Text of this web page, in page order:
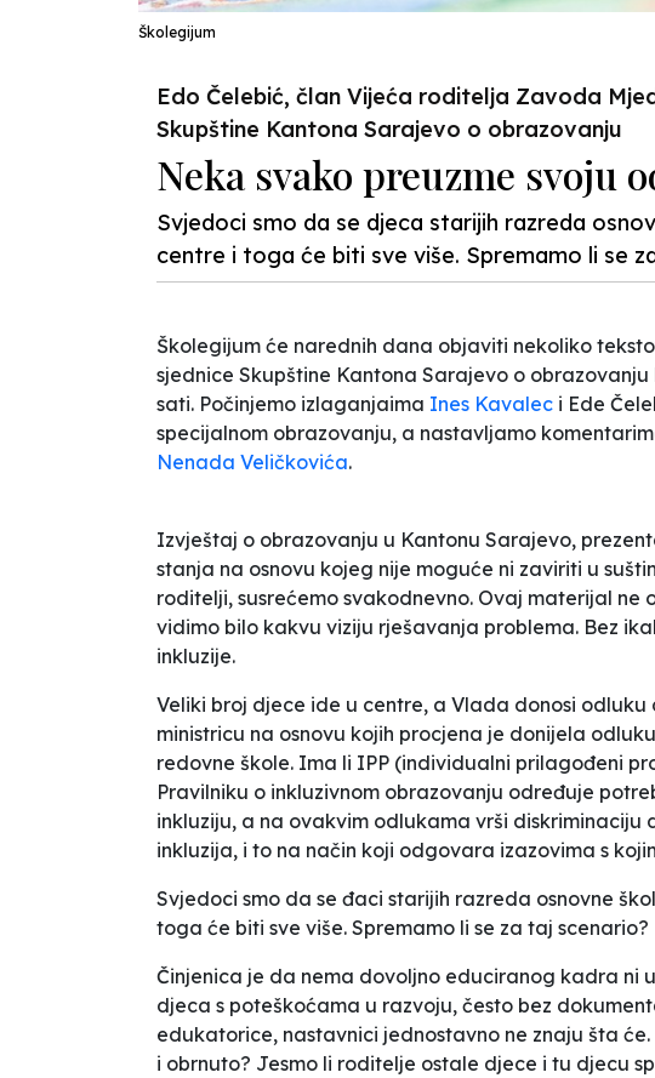
Školegijum
Edo Čelebić, član Vijeća roditelja Zavoda
Skupštine Kantona Sarajevo o obrazovanju
Neka svako preuzme svoju
Svjedoci smo da se djeca starijih razreda
centre i toga će biti sve više. Spremamo li se
Školegijum će narednih dana objaviti nekoliko
sjednice Skupštine Kantona Sarajevo o
sati. Počinjemo izlaganjaima Ines Kavalec i Ede
specijalnom obrazovanju, a nastavljamo
Nenada Veličkovića.
Izvještaj o obrazovanju u Kantonu Sarajevo,
stanja na osnovu kojeg nije moguće ni zaviriti u
roditelji, susrećemo svakodnevno. Ovaj materijal ne
vidimo bilo kakvu viziju rješavanja problema. Bez
inkluzije.
Veliki broj djece ide u centre, a Vlada donosi odluku
ministricu na osnovu kojih procjena je donijela
redovne škole. Ima li IPP (individualni prilagođeni
Pravilniku o inkluzivnom obrazovanju određuje
inkluziju, a na ovakvim odlukama vrši diskriminaciju
inkluzija, i to na način koji odgovara izazovima s
Svjedoci smo da se đaci starijih razreda osnovne
toga će biti sve više. Spremamo li se za taj scenario?
Činjenica je da nema dovoljno educiranog kadra ni
djeca s poteškoćama u razvoju, često bez
edukatorice, nastavnici jednostavno ne znaju šta
i obrnuto? Jesmo li roditelje ostale djece i tu djecu